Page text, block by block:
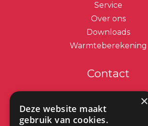
Service
Over ons
Downloads
Warmteberekening
Contact
+31 (0) 513 78 98 80
×
Deze website maakt
gebruik van cookies.